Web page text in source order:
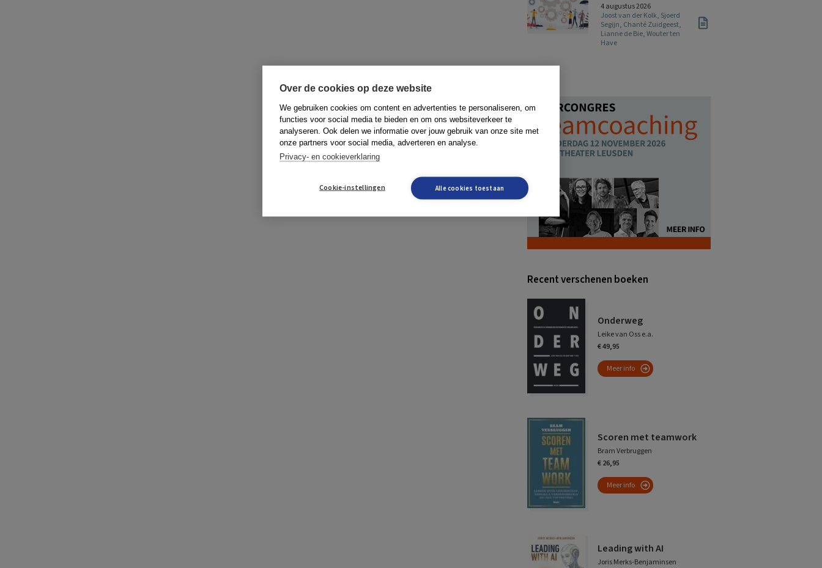
4 augustus 2026
Joost van der Kolk, Sjoerd
Segijn, Chanté Zuidgeest,
Lianne de Bie,Wouter ten
Have
Recent verschenen boeken
Onderweg
Leike van Oss e.a.
€ 49,95
Meer info
Scoren met teamwork
Bram Verbruggen
€ 26,95
Meer info
Leading with AI
Joris Merks-Benjaminsen
Over de cookies op deze website
We gebruiken cookies om content en advertenties te personaliseren, om
functies voor social media te bieden en om ons websiteverkeer te
analyseren. Ook delen we informatie over jouw gebruik van onze site met
onze partners voor social media, adverteren en analyse.
Privacy- en cookieverklaring
Cookie-instellingen Alle cookies toestaan